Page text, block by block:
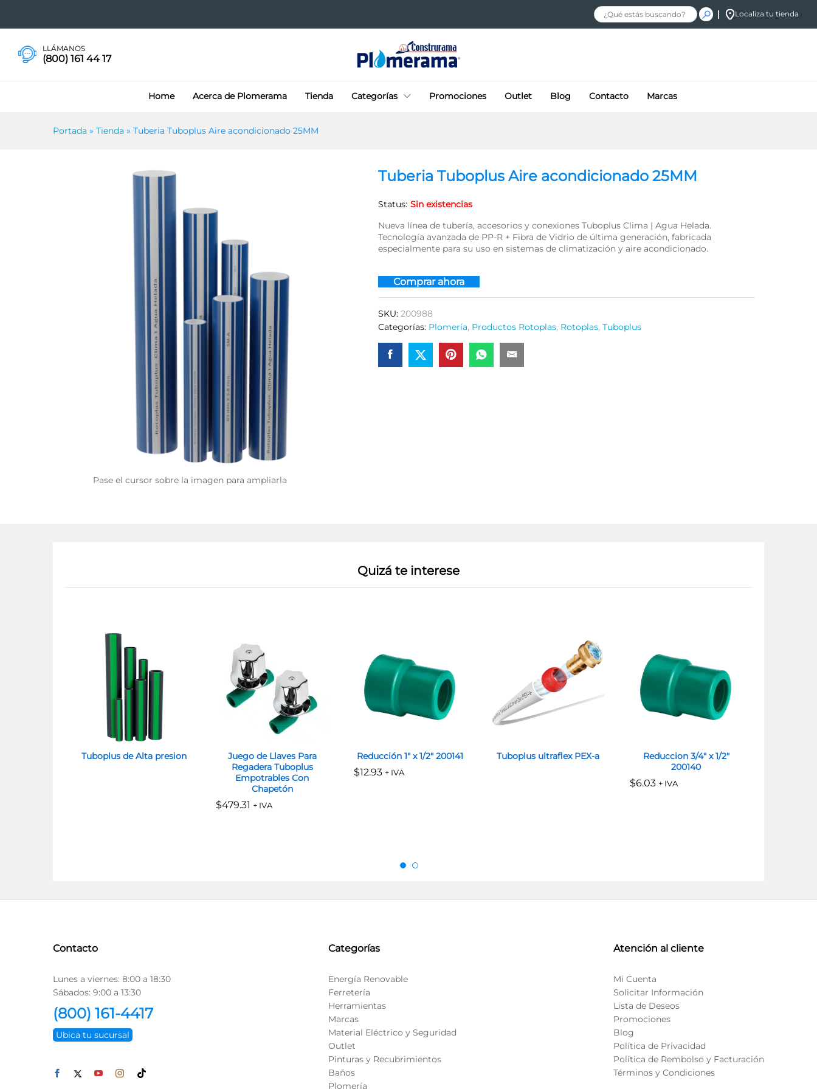
Localiza tu tienda
LLÁMANOS
(800) 161 44 17
Home Acerca de Plomerama Tienda Categorías Promociones Outlet Blog Contacto Marcas
Portada » Tienda » Tuberia Tuboplus Aire acondicionado 25MM
Pase el cursor sobre la imagen para ampliarla
Tuberia Tuboplus Aire acondicionado 25MM
Status: Sin existencias
Nueva línea de tubería, accesorios y conexiones Tuboplus Clima | Agua Helada.
Tecnología avanzada de PP-R + Fibra de Vidrio de última generación, fabricada
especialmente para su uso en sistemas de climatización y aire acondicionado.
Comprar ahora
SKU:200988
Categorías: Plomería, Productos Rotoplas, Rotoplas,Tuboplus
Quizá te interese
Tuboplus de Alta presion
Juego de Llaves Para
Regadera Tuboplus
Empotrables Con
Chapetón
$479.31 + IVA
$479.31
Reducción 1″ x 1/2″ 200141
$12.93 + IVA
$12.93
Tuboplus ultraflex PEX-a
Reduccion 3/4″ x 1/2″
200140
$6.03 + IVA
$6.03
Contacto
Lunes a viernes: 8:00 a 18:30
Sábados: 9:00 a 13:30
(800) 161-4417
Ubica tu sucursal
Categorías
Energía Renovable
Ferretería
Herramientas
Marcas
Material Eléctrico y Seguridad
Outlet
Pinturas y Recubrimientos
Baños
Plomería
Atención al cliente
Mi Cuenta
Solicitar Información
Lista de Deseos
Promociones
Blog
Política de Privacidad
Política de Rembolso y Facturación
Términos y Condiciones